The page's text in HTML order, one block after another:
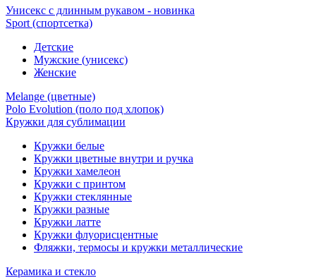
Унисекс с длинным рукавом - новинка
Sport (спортсетка)
Детские
Мужские (унисекс)
Женские
Melange (цветные)
Polo Evolution (поло под хлопок)
Кружки для сублимации
Кружки белые
Кружки цветные внутри и ручка
Кружки хамелеон
Кружки c принтом
Кружки стеклянные
Кружки разные
Кружки латте
Кружки флуорисцентные
Фляжки, термосы и кружки металлические
Керамика и стекло